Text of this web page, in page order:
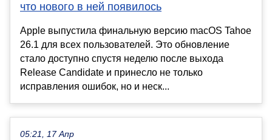
что нового в ней появилось
Apple выпустила финальную версию macOS Tahoe
26.1 для всех пользователей. Это обновление
стало доступно спустя неделю после выхода
Release Candidate и принесло не только
исправления ошибок, но и неск...
05:21, 17 Апр